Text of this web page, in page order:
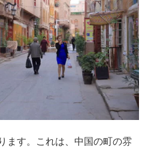
ます。これは、中国の町の雰